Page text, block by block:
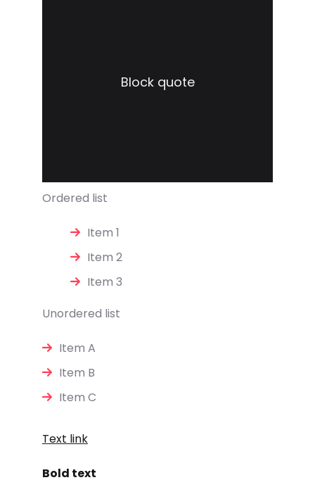
Block quote
Ordered list
Item 1
Item 2
Item 3
Unordered list
Item A
Item B
Item C
Text link
Bold text